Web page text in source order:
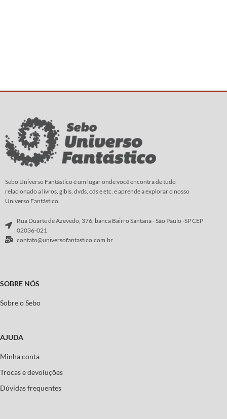
Sebo Universo Fantástico é um lugar onde você encontra de tudo
relacionado a livros, gibis, dvds, cds e etc. e aprende a explorar o nosso
Universo Fantástico.
Rua Duarte de Azevedo, 376, banca Bairro Santana - São Paulo -SP CEP
02036-021
contato@universofantastico.com.br
SOBRE NÓS
Sobre o Sebo
AJUDA
Minha conta
Trocas e devoluções
Dúvidas frequentes